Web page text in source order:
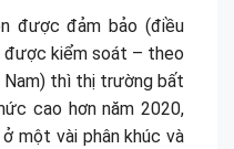
được đảm bảo (điều
được kiểm soát – theo
thì thị trường bất
cao hơn năm 2020,
một vài phân khúc và